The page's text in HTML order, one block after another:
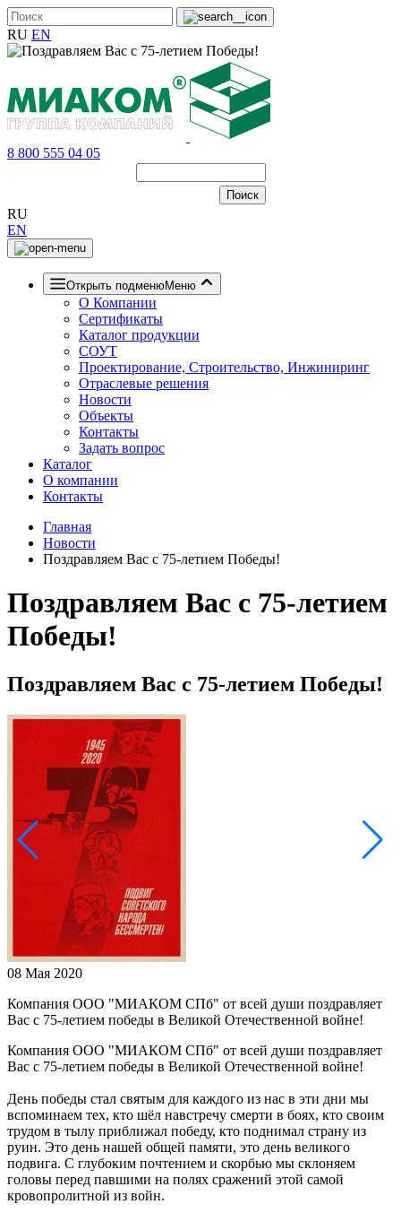
RU EN
8 800 555 04 05
RU
EN
Открыть подменюМеню
О Компании
Сертификаты
Каталог продукции
СОУТ
Проектирование, Строительство, Инжиниринг
Отраслевые решения
Новости
Объекты
Контакты
Задать вопрос
Каталог
О компании
Контакты
Главная
Новости
Поздравляем Вас с 75-летием Победы!
Поздравляем Вас с 75-летием
Победы!
Поздравляем Вас с 75-летием Победы!
08 Мая 2020
Компания ООО "МИАКОМ СПб" от всей души поздравляет
Вас с 75-летием победы в Великой Отечественной войне!
Компания ООО "МИАКОМ СПб" от всей души поздравляет
Вас с 75-летием победы в Великой Отечественной войне!
День победы стал святым для каждого из нас в эти дни мы
вспоминаем тех, кто шёл навстречу смерти в боях, кто своим
трудом в тылу приближал победу, кто поднимал страну из
руин. Это день нашей общей памяти, это день великого
подвига. С глубоким почтением и скорбью мы склоняем
головы перед павшими на полях сражений этой самой
кровопролитной из войн.